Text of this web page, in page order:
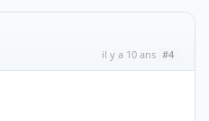
il y a 10 ans #4